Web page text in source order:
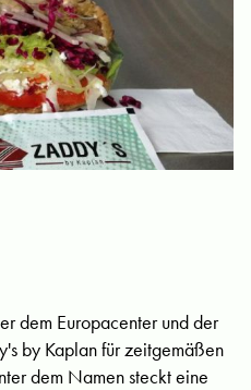
dem Europacenter und der
by Kaplan für zeitgemäßen
dem Namen steckt eine